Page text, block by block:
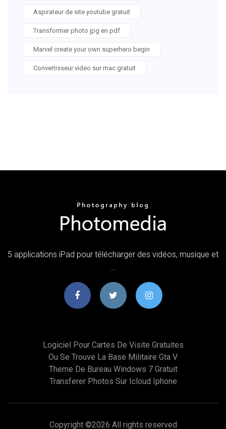
Aspirateur de site youtube gratuit
Transformer photo jpg en pdf
Marvel create your own superhero begin
Convertisseur video sur mac gratuit
5 applications iPad pour télécharger des vidéos, musique et
Logiciel Pour Cartes De Visite Gratuites
Ou Se Trouve La Base Militaire Gta V
Theme De Bureau Windows 7 Gratuit
Transferer Photos Sur Icloud Iphone
Copyright ©2026 All rights reserved